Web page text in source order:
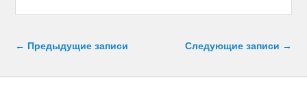
Навигация по записям
← Предыдущие записи Следующие записи →